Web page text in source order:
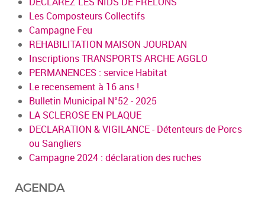
Les Composteurs Collectifs
Campagne Feu
REHABILITATION MAISON JOURDAN
Inscriptions TRANSPORTS ARCHE AGGLO
PERMANENCES : service Habitat
Le recensement à 16 ans !
Bulletin Municipal N°52 - 2025
LA SCLEROSE EN PLAQUE
DECLARATION & VIGILANCE - Détenteurs de Porcs
ou Sangliers
Campagne 2024 : déclaration des ruches
AGENDA